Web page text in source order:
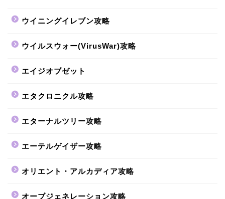
ウイニングイレブン攻略
ウイルスウォー(VirusWar)攻略
エイジオブゼット
エタクロニクル攻略
エターナルツリー攻略
エーテルゲイザー攻略
オリエント・アルカディア攻略
オーブジェネレーション攻略